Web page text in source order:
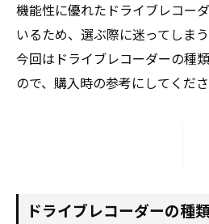
機能性に優れたドライブレコー
いるため、選ぶ際に迷ってしま
今回はドライブレコーダーの種
ので、購入時の参考にしてくださ
ドライブレコーダーの種